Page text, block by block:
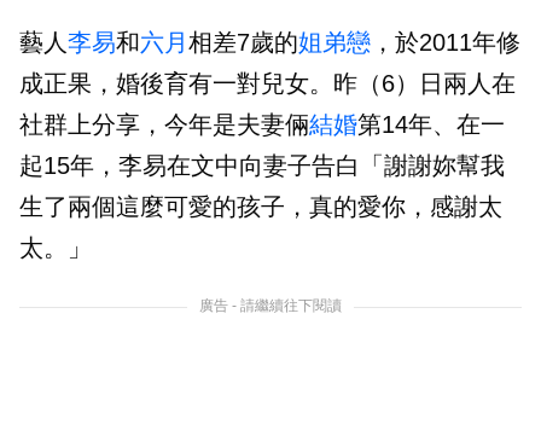
藝人李易和六月 相差7歲的姐弟戀 ，於2011年修
成正果，婚後育有一對兒女。昨（6）日兩人在
社群上分享，今年是夫妻倆結婚第14年、在一
起15年，李易在文中向妻子告白「謝謝妳幫我
生了兩個這麼可愛的孩子，真的愛你，感謝太
太。」
廣告 - 請繼續往下閱讀